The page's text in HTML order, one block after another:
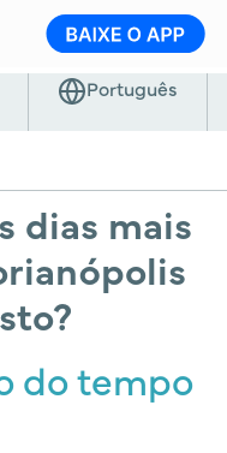
dias mais
do tempo